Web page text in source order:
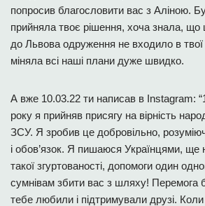
попросив благословити вас з Аліною.
прийняла твоє рішення, хоча знала, що
до Львова одруження не входило в твої
міняла всі наші плани дуже швидко.
А вже 10.03.22 ти написав в Instagram:
року я прийняв присягу на вірність
ЗСУ. Я зробив це добровільно,
і обов’язок. Я пишаюся Українцями, ще
такої згуртованості, допомоги один
сумнівам збити вас з шляху! Перемога
тебе любили і підтримували друзі.